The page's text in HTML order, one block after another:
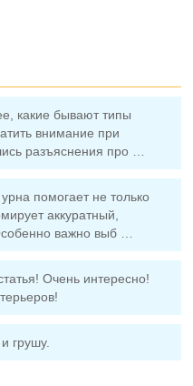
какие бывают типы
внимание при
разъяснения про …
помогает не только
аккуратный,
важно выб …
Очень интересно!
грушу.